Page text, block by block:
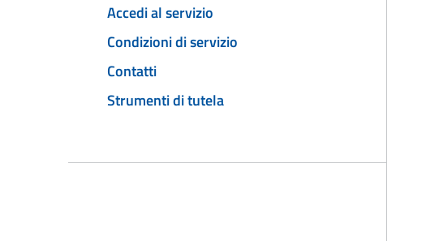
Accedi al servizio
Condizioni di servizio
Contatti
Strumenti di tutela